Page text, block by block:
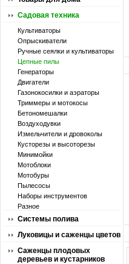
Садовая техника
Культиваторы
Опрыскиватели
Ручные сеялки и культиваторы
Цепные пилы
Генераторы
Двигатели
Газонокосилки и аэраторы
Триммеры и мотокосы
Бетономешалки
Воздуходувки
Измельчители и дровоколы
Кусторезы и высоторезы
Минимойки
Мотоблоки
Мотобуры
Пылесосы
Наборы инструментов
Разное
Системы полива
Луковицы и саженцы цветов
Саженцы плодовых
деревьев и кустарников